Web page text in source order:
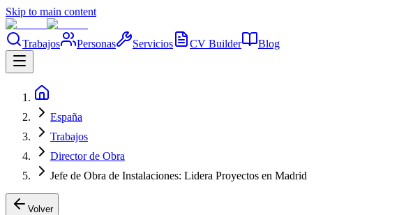
Skip to main content
Trabajos Personas Servicios CV Builder Blog
España
Trabajos
Director de Obra
Jefe de Obra de Instalaciones: Lidera Proyectos en Madrid
Volver